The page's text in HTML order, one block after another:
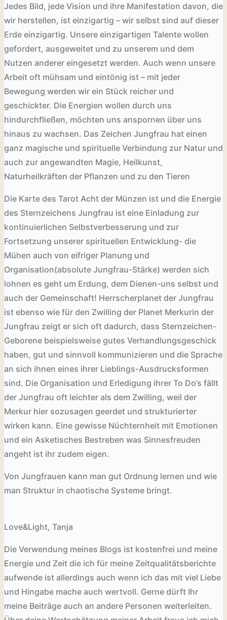
Jedes Bild, jede Vision und ihre Manifestation davon, die
wir herstellen, ist einzigartig – wir selbst sind auf dieser
Erde einzigartig. Unsere einzigartigen Talente wollen
gefordert, ausgeweitet und zu unserem und dem
Nutzen anderer eingesetzt werden. Auch wenn unsere
Arbeit oft mühsam und eintönig ist – mit jeder
Bewegung werden wir ein Stück reicher und
geschickter. Die Energien wollen durch uns
hindurchfließen, möchten uns anspornen über uns
hinaus zu wachsen. Das Zeichen Jungfrau hat einen
ganz magische und spirituelle Verbindung zur Natur und
auch zur angewandten Magie, Heilkunst,
Naturheilkräften der Pflanzen und zu den Tieren
Die Karte des Tarot Acht der Münzen ist und die Energie
des Sternzeichens Jungfrau ist eine Einladung zur
kontinuierlichen Selbstverbesserung und zur
Fortsetzung unserer spirituellen Entwicklung- die
Mühen auch von eifriger Planung und
Organisation(absolute Jungfrau-Stärke) werden sich
lohnen es geht um Erdung, dem Dienen-uns selbst und
auch der Gemeinschaft! Herrscherplanet der Jungfrau
ist ebenso wie für den Zwilling der Planet Merkurin der
Jungfrau zeigt er sich oft dadurch, dass Sternzeichen-
Geborene beispielsweise gutes Verhandlungsgeschick
haben, gut und sinnvoll kommunizieren und die Sprache
an sich ihnen eines ihrer Lieblings-Ausdrucksformen
sind. Die Organisation und Erledigung ihrer To Do‘s fällt
der Jungfrau oft leichter als dem Zwilling, weil der
Merkur hier sozusagen geerdet und strukturierter
wirken kann. Eine gewisse Nüchternheit mit Emotionen
und ein Asketisches Bestreben was Sinnesfreuden
angeht ist ihr zudem eigen.
Von Jungfrauen kann man gut Ordnung lernen und wie
man Struktur in chaotische Systeme bringt.
Love&Light, Tanja
Die Verwendung meines Blogs ist kostenfrei und meine
Energie und Zeit die ich für meine Zeitqualitätsberichte
aufwende ist allerdings auch wenn ich das mit viel Liebe
und Hingabe mache auch wertvoll. Gerne dürft Ihr
meine Beiträge auch an andere Personen weiterleiten.